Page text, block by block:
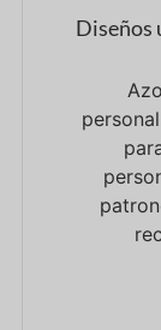
Diseños